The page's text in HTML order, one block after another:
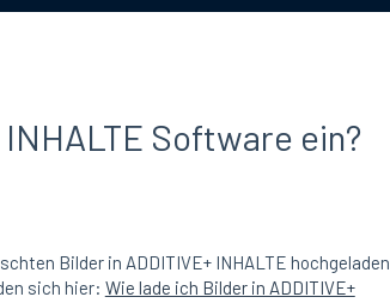
Software ein?
Bilder in ADDITIVE+ INHALTE hochgeladen
sich hier: Wie lade ich Bilder in ADDITIVE+